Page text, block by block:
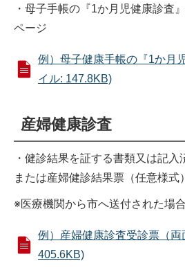
・母子手帳の『1か月児健康診査
ページ
例）母子健康手帳の『1か月
イル: 147.8KB)
産婦健康診査
・健診結果を証する書類又は記入
または産婦健診結果票（任意様式）
※医療機関から市へ送付された場
例）産婦健康診査受診票（
405.6KB)